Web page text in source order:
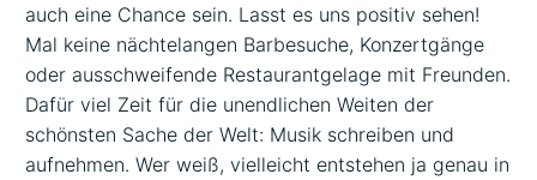
auch eine Chance sein. Lasst es uns positiv sehen!
Mal keine nächtelangen Barbesuche, Konzertgänge
oder ausschweifende Restaurantgelage mit Freunden.
Dafür viel Zeit für die unendlichen Weiten der
schönsten Sache der Welt: Musik schreiben und
aufnehmen. Wer weiß, vielleicht entstehen ja genau in